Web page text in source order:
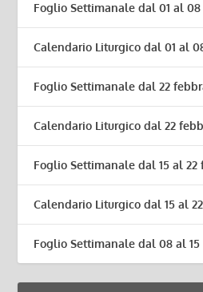
Foglio Settimanale dal 01 al 08
Calendario Liturgico dal 01 al
Foglio Settimanale dal 22
Calendario Liturgico dal 22
Foglio Settimanale dal 15 al 22
Calendario Liturgico dal 15 al
Foglio Settimanale dal 08 al 15